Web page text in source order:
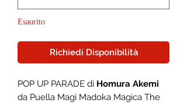
Esaurito
Richiedi Disponibilità
POP UP PARADE di Homura Akemi
da Puella Magi Madoka Magica The